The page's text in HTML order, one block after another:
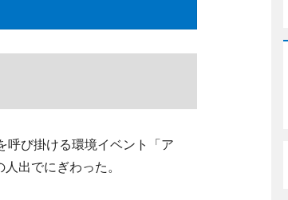
呼び掛ける環境イベント「ア
出でにぎわった。